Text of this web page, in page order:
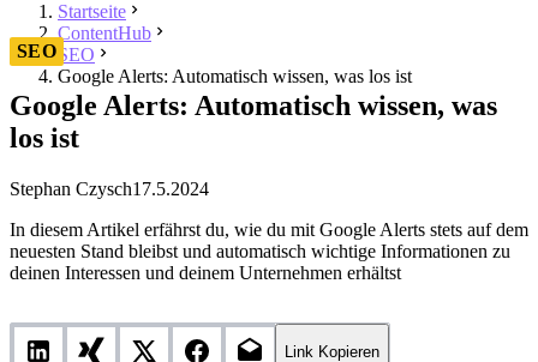
Startseite
ContentHub
SEO
Google Alerts: Automatisch wissen, was los ist
SEO
Google Alerts: Automatisch wissen, was
los ist
Stephan Czysch17.5.2024
In diesem Artikel erfährst du, wie du mit Google Alerts stets auf dem
neuesten Stand bleibst und automatisch wichtige Informationen zu
deinen Interessen und deinem Unternehmen erhältst
Link Kopieren